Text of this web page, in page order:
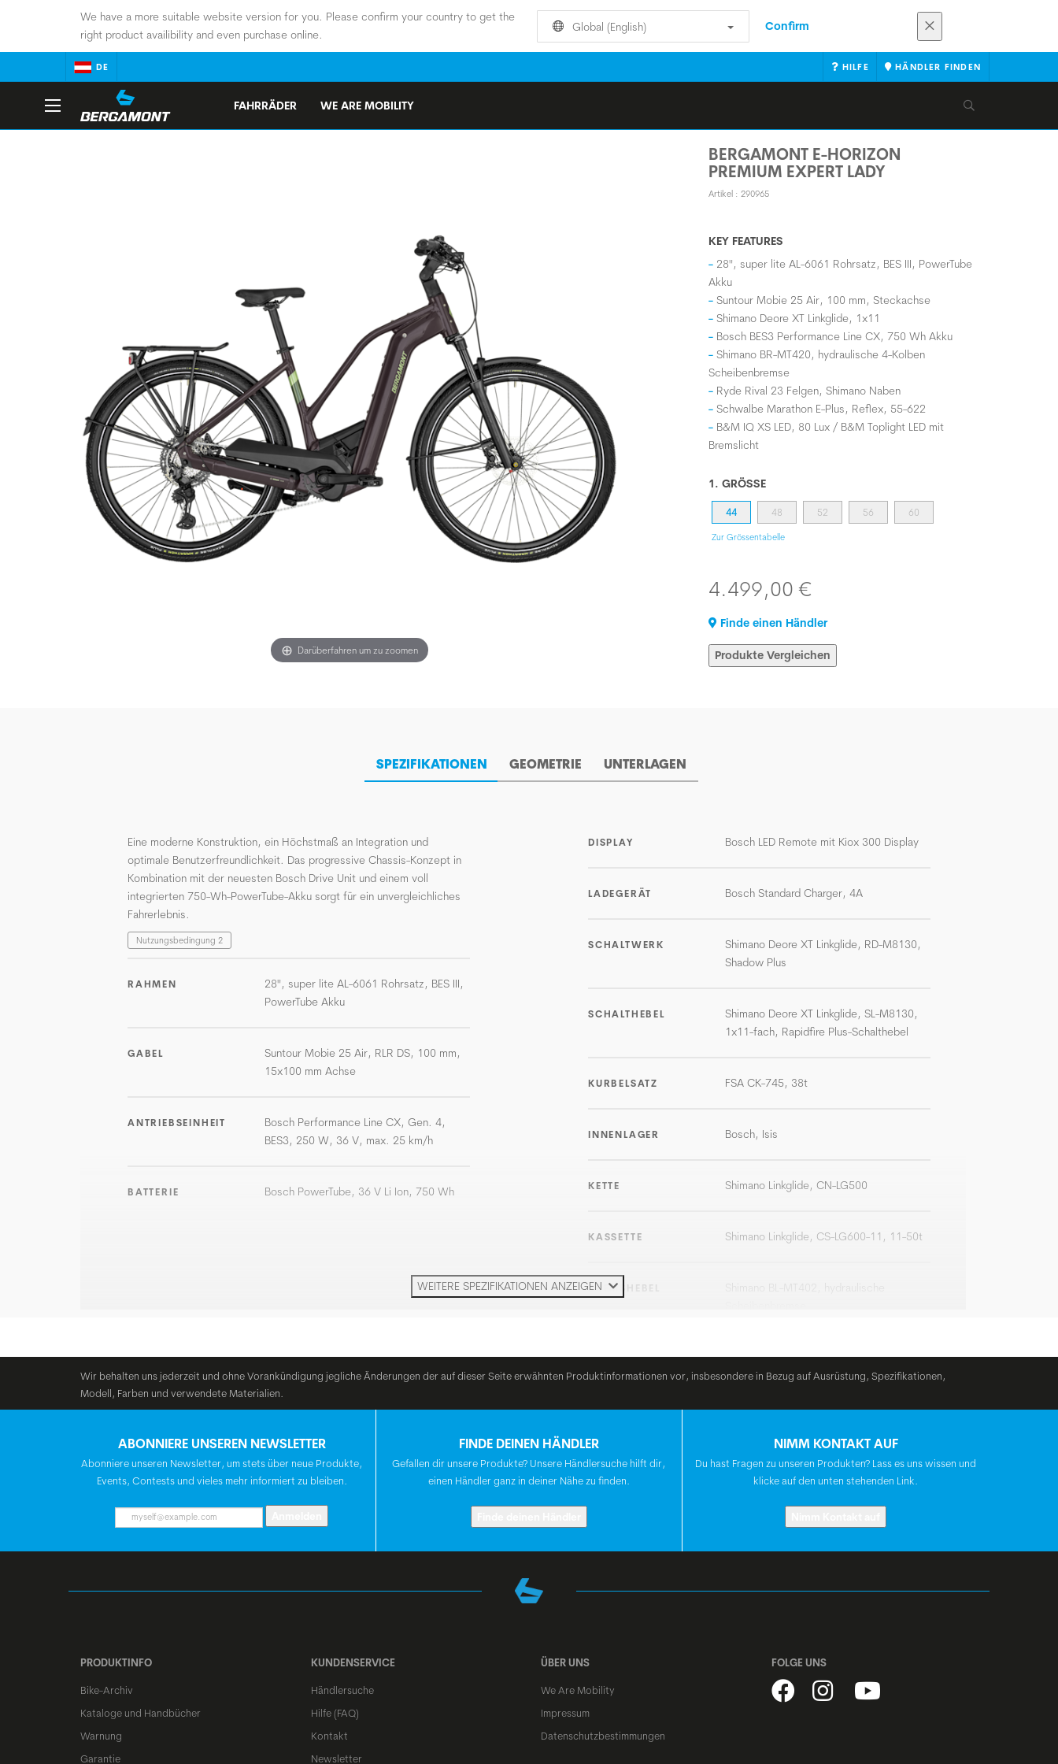
We have a more suitable website version for you. Please confirm your country to get the
right product availibility and even purchase online.
Global (English) Confirm
DE HILFE HÄNDLER FINDEN
FAHRRÄDER WE ARE MOBILITY
BERGAMONT E-HORIZON
PREMIUM EXPERT LADY
Artikel : 290965
Darüberfahren um zu zoomen
KEY FEATURES
28", super lite AL-6061 Rohrsatz, BES III, PowerTube
Akku
Suntour Mobie 25 Air, 100 mm, Steckachse
Shimano Deore XT Linkglide, 1x11
Bosch BES3 Performance Line CX, 750 Wh Akku
Shimano BR-MT420, hydraulische 4-Kolben
Scheibenbremse
Ryde Rival 23 Felgen, Shimano Naben
Schwalbe Marathon E-Plus, Reflex, 55-622
B&M IQ XS LED, 80 Lux / B&M Toplight LED mit
Bremslicht
1. GRÖSSE
44 48 52 56 60
Zur Grössentabelle
4.499,00 €
Finde einen Händler
Produkte Vergleichen
SPEZIFIKATIONEN GEOMETRIE UNTERLAGEN
Eine moderne Konstruktion, ein Höchstmaß an Integration und
optimale Benutzerfreundlichkeit. Das progressive Chassis-Konzept in
Kombination mit der neuesten Bosch Drive Unit und einem voll
integrierten 750-Wh-PowerTube-Akku sorgt für ein unvergleichliches
Fahrerlebnis.
Nutzungsbedingung 2
RAHMEN
28", super lite AL-6061 Rohrsatz, BES III,
PowerTube Akku
GABEL
Suntour Mobie 25 Air, RLR DS, 100 mm,
15x100 mm Achse
ANTRIEBSEINHEIT
Bosch Performance Line CX, Gen. 4,
BES3, 250 W, 36 V, max. 25 km/h
BATTERIE Bosch PowerTube, 36 V Li Ion, 750 Wh
DISPLAY Bosch LED Remote mit Kiox 300 Display
LADEGERÄT Bosch Standard Charger, 4A
SCHALTWERK
Shimano Deore XT Linkglide, RD-M8130,
Shadow Plus
SCHALTHEBEL
Shimano Deore XT Linkglide, SL-M8130,
1x11-fach, Rapidfire Plus-Schalthebel
KURBELSATZ FSA CK-745, 38t
INNENLAGER Bosch, Isis
KETTE Shimano Linkglide, CN-LG500
KASSETTE Shimano Linkglide, CS-LG600-11, 11-50t
BREMSHEBEL
Shimano BL-MT402, hydraulische
BREMSEN
Shimano BR-MT420, hydraulische
Scheibenbremse, 4-Kolben
GRIFFE
BGM Comfort, Ergo, Double Density,
SATTELSTÜTZE
SATTEL
WEITERE SPEZIFIKATIONEN ANZEIGEN
Wir behalten uns jederzeit und ohne Vorankündigung jegliche Änderungen der auf dieser Seite erwähnten Produktinformationen vor, insbesondere in Bezug auf Ausrüstung, Spezifikationen,
Modell, Farben und verwendete Materialien.
ABONNIERE UNSEREN NEWSLETTER
Abonniere unseren Newsletter, um stets über neue Produkte,
Events, Contests und vieles mehr informiert zu bleiben.
FINDE DEINEN HÄNDLER
Gefallen dir unsere Produkte? Unsere Händlersuche hilft dir,
einen Händler ganz in deiner Nähe zu finden.
NIMM KONTAKT AUF
Du hast Fragen zu unseren Produkten? Lass es uns wissen und
klicke auf den unten stehenden Link.
PRODUKTINFO
Bike-Archiv
Kataloge und Handbücher
Warnung
Garantie
KUNDENSERVICE
Händlersuche
Hilfe (FAQ)
Kontakt
Newsletter
ÜBER UNS
We Are Mobility
Impressum
Datenschutzbestimmungen
FOLGE UNS